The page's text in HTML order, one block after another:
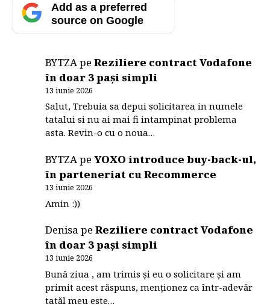
Add as a preferred
source on Google
BYTZApeReziliere contract Vodafone
în doar 3 pași simpli
13 iunie 2026
Salut, Trebuia sa depui solicitarea in numele
tatalui si nu ai mai fi intampinat problema
asta. Revin-o cu o noua…
BYTZApeYOXO introduce buy-back-ul,
în parteneriat cu Recommerce
13 iunie 2026
Amin :))
DenisapeReziliere contract Vodafone
în doar 3 pași simpli
13 iunie 2026
Bună ziua , am trimis și eu o solicitare și am
primit acest răspuns, menționez ca într-adevăr
tatăl meu este…